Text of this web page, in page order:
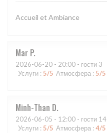
Accueil et Ambiance
Mar P
2026-06-20 - 20:00 - гости 3
Услуги : 5/5 Атмосфера : 5/5
Minh-Than D
2026-06-05 - 12:00 - гости 14
Услуги : 5/5 Атмосфера : 4/5